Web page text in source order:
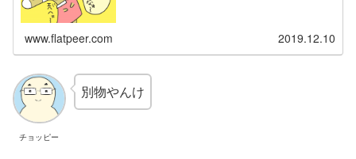
www.flatpeer.com 2019.12.10
チョッピー
別物やんけ